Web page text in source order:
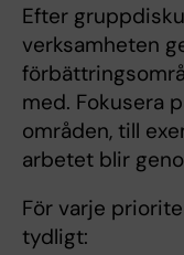
Efter
verksamheten
med. Fokusera
områden, till
arbetet blir
För varje
tydligt: